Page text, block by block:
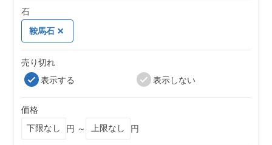
石
鞍馬石
売り切れ
表示する
表示しない
価格
円 ～
円